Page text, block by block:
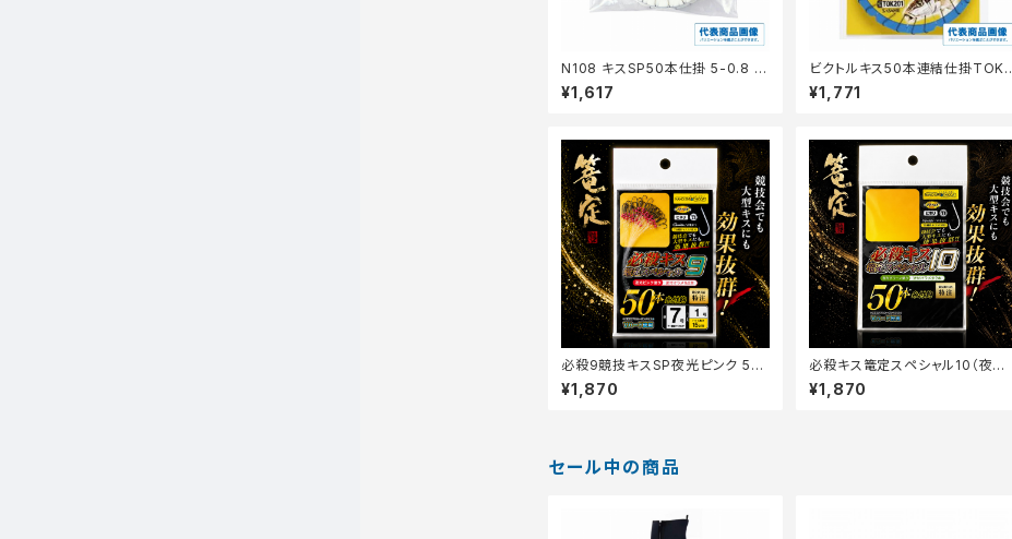
N108 キスSP50本仕掛 5-0.8 茶
【継続セール_仕掛】
¥1,617
ビクトルキス50本連結仕掛TOK2
01 4号 【継続セール_仕掛】
¥1,771
必殺9競技キスSP夜光ピンク 5号
ハリス0.8号
¥1,870
必殺キス篭定スペシャル10（夜光
グリーン塗り）5号-Vハードハリス
0.8号【篭定】
¥1,870
セール中の商品